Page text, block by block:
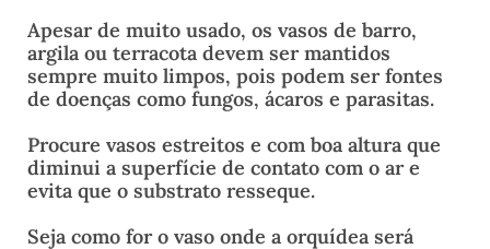
Apesar de muito usado, os vasos de barro,
argila ou terracota devem ser mantidos
sempre muito limpos, pois podem ser fontes
de doenças como fungos, ácaros e parasitas.
Procure vasos estreitos e com boa altura que
diminui a superfície de contato com o ar e
evita que o substrato resseque.
Seja como for o vaso onde a orquídea será